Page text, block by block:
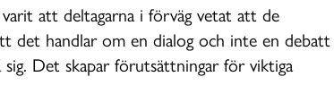
att deltagarna i förväg vetat att de
det handlar om en dialog och inte en debatt
Det skapar förutsättningar för viktiga